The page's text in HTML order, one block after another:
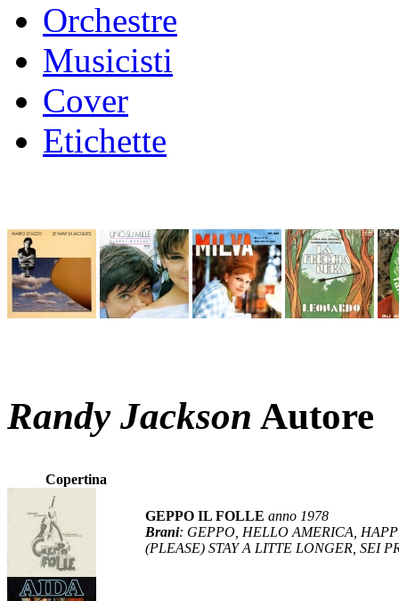
Orchestre
Musicisti
Cover
Etichette
Randy Jackson Autore
Copertina
GEPPO IL FOLLE anno 1978
Brani: GEPPO, HELLO AMERICA,
(PLEASE) STAY A LITTE LONGER, SEI